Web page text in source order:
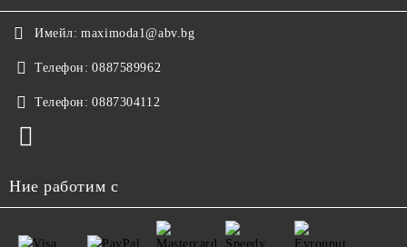
Имейл: maximoda1@abv.bg
Телефон: 0887589962
Телефон: 0887304112
Ние работим с